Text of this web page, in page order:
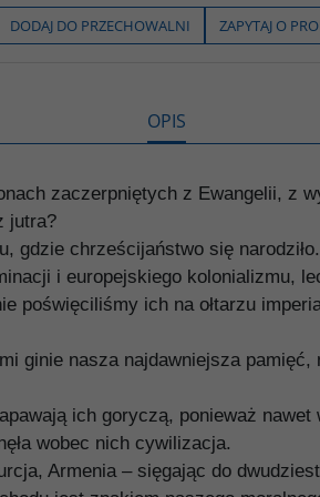
b
o
t
e
p
L
i
i
e
ę
DODAJ DO PRZECHOWALNI ZAPYTAJ O
OPIS
zaczerpniętych z Ewangelii, z
jutra?
gdzie chrześcijaństwo się narodziło.
i europejskiego kolonializmu,
poświęciliśmy ich na ołtarzu
ginie nasza najdawniejsza
ich goryczą, ponieważ
wobec nich cywilizacja.
Armenia – sięgając do